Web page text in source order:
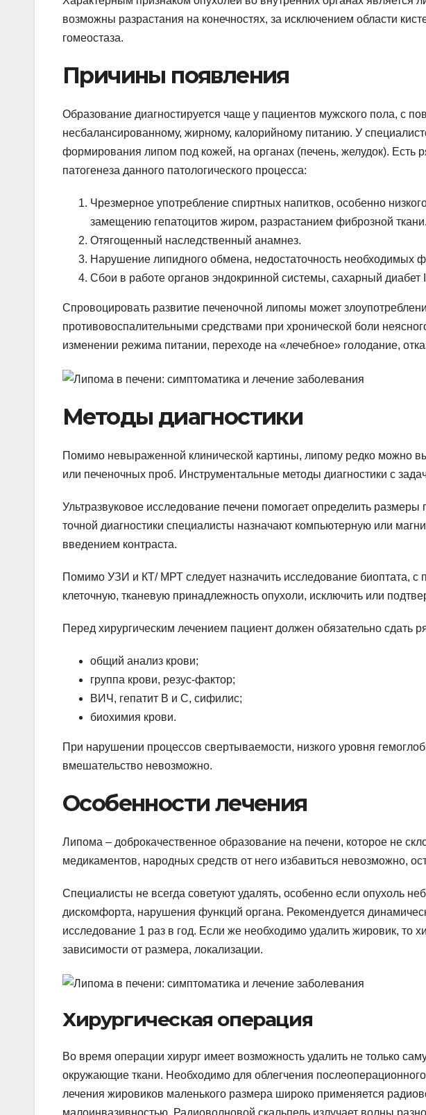
возможны разрастания на конечностях, за исключением области
гомеостаза.
Причины появления
Образование диагностируется чаще у пациентов мужского пола, с
несбалансированному, жирному, калорийному питанию. У
формирования липом под кожей, на органах (печень, желудок). Есть
патогенеза данного патологического процесса:
Чрезмерное употребление спиртных напитков, особенно
замещению гепатоцитов жиром, разрастанием фиброзной ткани.
Отягощенный наследственный анамнез.
Нарушение липидного обмена, недостаточность необходимых
Сбои в работе органов эндокринной системы, сахарный диабет
Спровоцировать развитие печеночной липомы может
противовоспалительными средствами при хронической боли
изменении режима питании, переходе на «лечебное» голодание,
Методы диагностики
Помимо невыраженной клинической картины, липому редко можно
или печеночных проб. Инструментальные методы диагностики с
Ультразвуковое исследование печени помогает определить
точной диагностики специалисты назначают компьютерную или
введением контраста.
Помимо УЗИ и КТ/ МРТ следует назначить исследование биоптата, с
клеточную, тканевую принадлежность опухоли, исключить или
Перед хирургическим лечением пациент должен обязательно сдать
общий анализ крови;
группа крови, резус-фактор;
ВИЧ, гепатит В и С, сифилис;
биохимия крови.
При нарушении процессов свертываемости, низкого уровня
вмешательство невозможно.
Особенности лечения
Липома – доброкачественное образование на печени, которое не
медикаментов, народных средств от него избавиться невозможно,
Специалисты не всегда советуют удалять, особенно если опухоль
дискомфорта, нарушения функций органа. Рекомендуется
исследование 1 раз в год. Если же необходимо удалить жировик, то
зависимости от размера, локализации.
Хирургическая операция
Во время операции хирург имеет возможность удалить не только
окружающие ткани. Необходимо для облегчения
лечения жировиков маленького размера широко применяется